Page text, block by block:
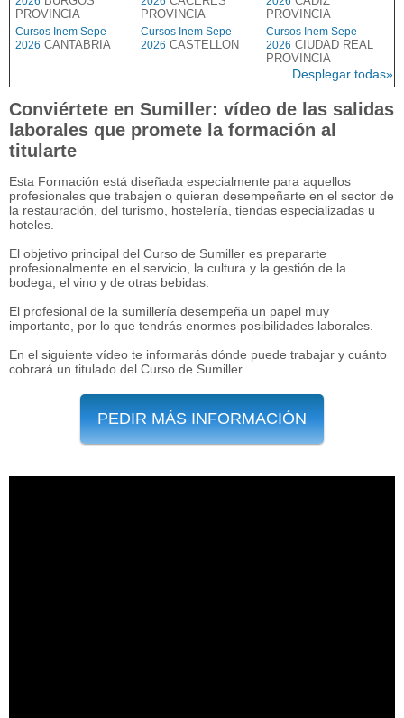
PROVINCIA
PROVINCIA
PROVINCIA
Cursos Inem Sepe
2026 CANTABRIA
Cursos Inem Sepe
2026 CASTELLON
Cursos Inem Sepe
2026 CIUDAD REAL
PROVINCIA
Desplegar todas»
Conviértete en Sumiller: vídeo de las salidas
laborales que promete la formación al
titularte
Esta Formación está diseñada especialmente para aquellos
profesionales que trabajen o quieran desempeñarte en el sector de
la restauración, del turismo, hostelería, tiendas especializadas u
hoteles.
El objetivo principal del Curso de Sumiller es prepararte
profesionalmente en el servicio, la cultura y la gestión de la
bodega, el vino y de otras bebidas.
El profesional de la sumillería desempeña un papel muy
importante, por lo que tendrás enormes posibilidades laborales.
En el siguiente vídeo te informarás dónde puede trabajar y cuánto
cobrará un titulado del Curso de Sumiller.
PEDIR MÁS INFORMACIÓN